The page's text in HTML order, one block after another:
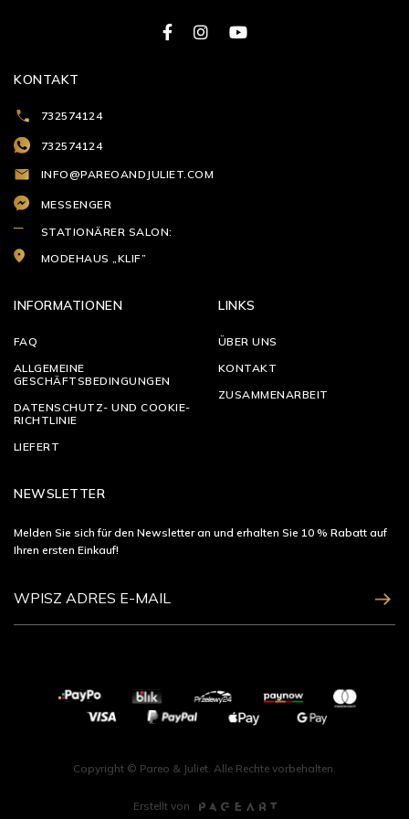
KONTAKT
732574124
732574124
INFO@PAREOANDJULIET.COM
MESSENGER
STATIONÄRER SALON:
MODEHAUS „KLIF”
INFORMATIONEN
FAQ
ALLGEMEINE
GESCHÄFTSBEDINGUNGEN
DATENSCHUTZ- UND COOKIE-
RICHTLINIE
LIEFERT
LINKS
ÜBER UNS
KONTAKT
ZUSAMMENARBEIT
NEWSLETTER
Melden Sie sich für den Newsletter an und erhalten Sie 10 % Rabatt auf
Ihren ersten Einkauf!
Copyright © Pareo & Juliet. Alle Rechte vorbehalten.
Erstellt von